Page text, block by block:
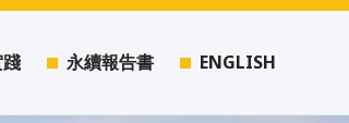
永續報告書 ENGLISH